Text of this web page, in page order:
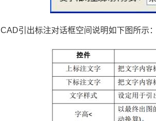
CAD引出标注对话框空间说明如下图所示